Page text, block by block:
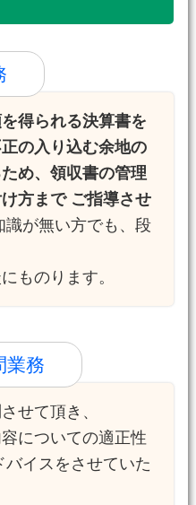
得られる決算書を
の入り込む余地の
め、領収書の管理
方まで ご指導させ
識が無い方でも、段
ものります。
業務
せて頂き、
についての適正性
イスをさせていた